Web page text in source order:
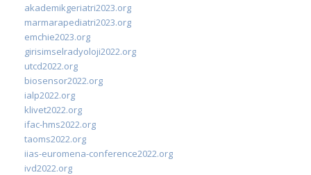
akademikgeriatri2023.org
marmarapediatri2023.org
emchie2023.org
girisimselradyoloji2022.org
utcd2022.org
biosensor2022.org
ialp2022.org
klivet2022.org
ifac-hms2022.org
taoms2022.org
iias-euromena-conference2022.org
ivd2022.org